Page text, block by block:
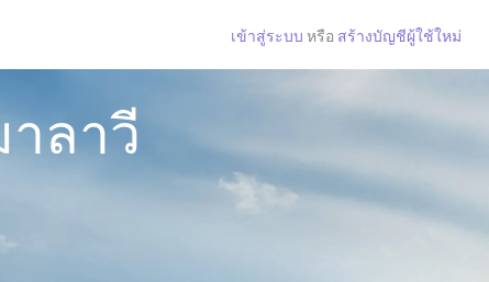
เข้าสู่ระบบ หรือ สร้างบัญชีผู้ใช้ใหม่
ลาวี